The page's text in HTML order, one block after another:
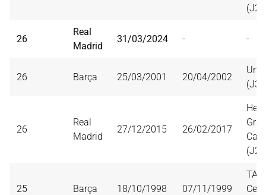
26
Real
Madrid
31/03/2024 - -
26 Barça 25/03/2001 20/04/2002
26
Real
Madrid
27/12/2015 26/02/2017
Gran
25 Barça 18/10/1998 07/11/1999
TAU